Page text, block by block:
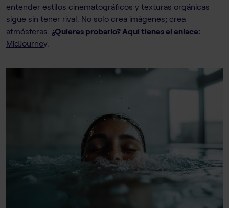
entender estilos cinematográficos y texturas orgánicas
sigue sin tener rival. No solo crea imágenes; crea
atmósferas. ¿Quieres probarlo? Aquí tienes el enlace:
MidJourney